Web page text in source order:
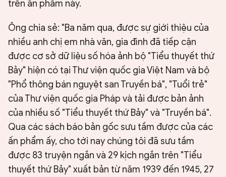
trên ấn phẩm này.
Ông chia sẻ: "Ba năm qua, được sự giới thiệu của
nhiều anh chị em nhà văn, gia đình đã tiếp cận
được cơ sở dữ liệu số hóa ảnh bộ "Tiểu thuyết thứ
Bảy" hiện có tại Thư viện quốc gia Việt Nam và bộ
"Phổ thông bán nguyệt san Truyền bá", "Tuổi trẻ"
của Thư viện quốc gia Pháp và tải được bản ảnh
của nhiều số "Tiểu thuyết thứ Bảy" và "Truyền bá".
Qua các sách báo bản gốc sưu tầm được của các
ấn phẩm ấy, cho tới nay chúng tôi đã sưu tầm
được 83 truyện ngắn và 29 kịch ngắn trên "Tiểu
thuyết thứ Bảy" xuất bản từ năm 1939 đến 1945, 27